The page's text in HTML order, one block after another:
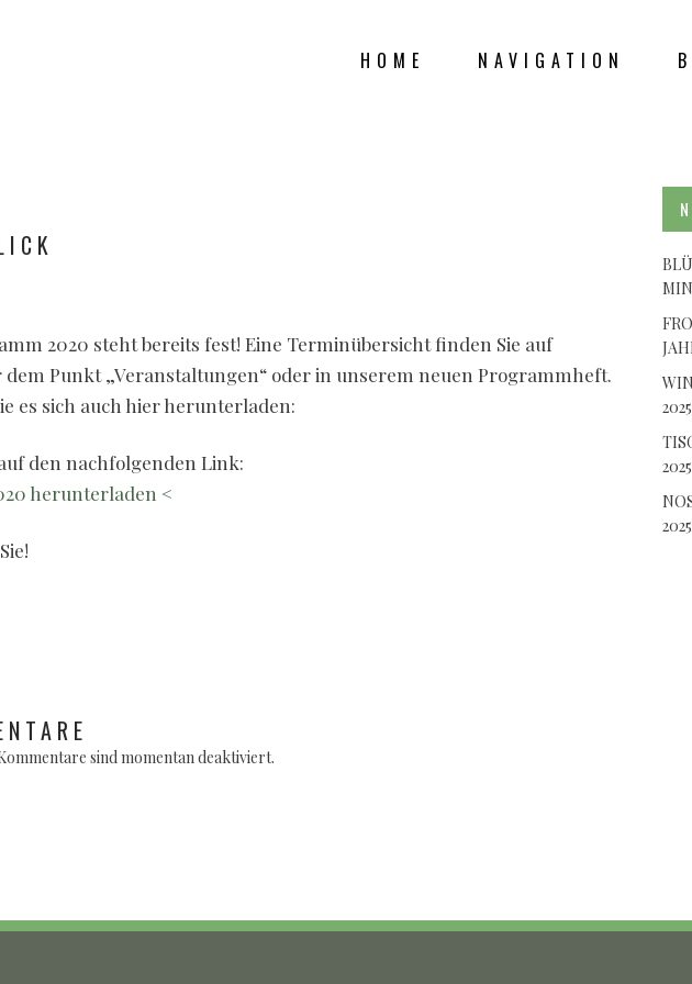
HOME NAVIGATION
2020 steht bereits fest! Eine Terminübersicht finden Sie auf
Punkt „Veranstaltungen“ oder in unserem neuen Programmheft.
es sich auch hier herunterladen:
den nachfolgenden Link:
herunterladen <
sind momentan deaktiviert.
2025
2025
2025